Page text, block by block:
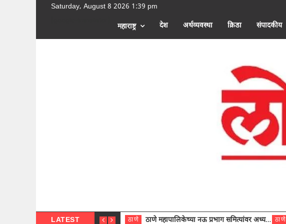
Saturday, August 8 2026 1:39 pm
महाराष्ट्र देश अर्थव्यवस्था क्रिडा संपादकीय
LATEST ठाणे ठाणे महापालिकेच्या नऊ प्रभाग समित्यांवर अध्यक्ष विराजमान ठाणे